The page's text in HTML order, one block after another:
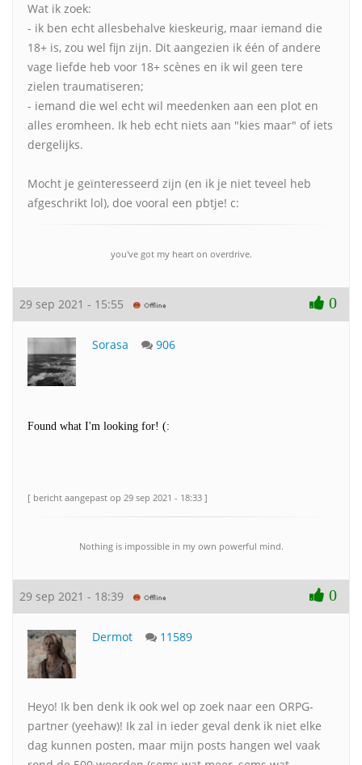
Wat ik zoek:
- ik ben echt allesbehalve kieskeurig, maar iemand die
18+ is, zou wel fijn zijn. Dit aangezien ik één of andere
vage liefde heb voor 18+ scènes en ik wil geen tere
zielen traumatiseren;
- iemand die wel echt wil meedenken aan een plot en
alles eromheen. Ik heb echt niets aan "kies maar" of iets
dergelijks.
Mocht je geïnteresseerd zijn (en ik je niet teveel heb
afgeschrikt lol), doe vooral een pbtje! c:
you've got my heart on overdrive.
29 sep 2021 - 15:55 0
Sorasa 906
Found what I'm looking for! (:
[ bericht aangepast op 29 sep 2021 - 18:33 ]
Nothing is impossible in my own powerful mind.
29 sep 2021 - 18:39 0
Dermot 11589
Heyo! Ik ben denk ik ook wel op zoek naar een ORPG-
partner (yeehaw)! Ik zal in ieder geval denk ik niet elke
dag kunnen posten, maar mijn posts hangen wel vaak